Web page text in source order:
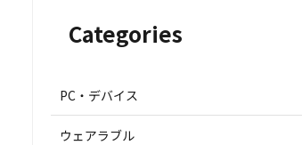
Categories
PC・デバイス
ウェアラブル